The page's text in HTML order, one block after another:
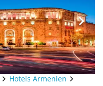
Hotels Armenien